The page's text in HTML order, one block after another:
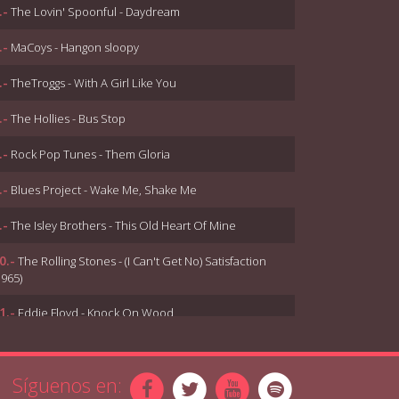
The Lovin' Spoonful - Daydream
MaCoys - Hangon sloopy
TheTroggs - With A Girl Like You
The Hollies - Bus Stop
Rock Pop Tunes - Them Gloria
Blues Project - Wake Me, Shake Me
The Isley Brothers - This Old Heart Of Mine
The Rolling Stones - (I Can't Get No) Satisfaction
Eddie Floyd - Knock On Wood
Sam and Dave - Hold on I'm coming
13.-The Yardbirds - For Your Love
Síguenos en: